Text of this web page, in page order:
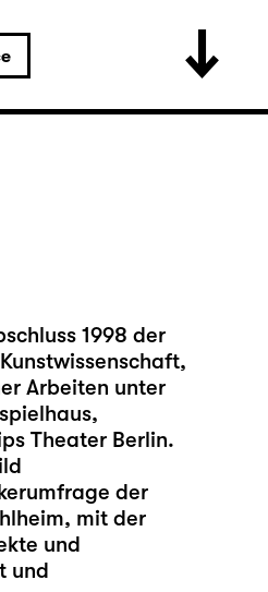
1998 der
Arbeiten unter
Theater Berlin.
der
mit der
und
und